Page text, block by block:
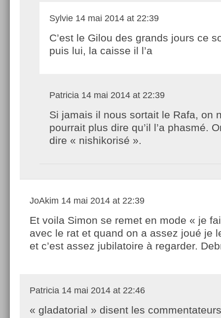
Sylvie 14 mai 2014 at 22:39
C’est le Gilou des grands jours ce
puis lui, la caisse il l’a
Patricia 14 mai 2014 at 22:39
Si jamais il nous sortait le Rafa, on
pourrait plus dire qu’il l’a phasmé.
dire « nishikorisé ».
JoAkim 14 mai 2014 at 22:39
Et voila Simon se remet en mode « je
avec le rat et quand on a assez joué je
et c’est assez jubilatoire à regarder.
Patricia 14 mai 2014 at 22:46
« gladatorial » disent les